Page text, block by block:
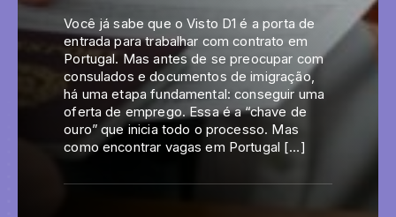
Você já sabe que o Visto D1 é a porta de
entrada para trabalhar com contrato em
Portugal. Mas antes de se preocupar com
consulados e documentos de imigração,
há uma etapa fundamental: conseguir uma
oferta de emprego. Essa é a “chave de
ouro” que inicia todo o processo. Mas
como encontrar vagas em Portugal […]